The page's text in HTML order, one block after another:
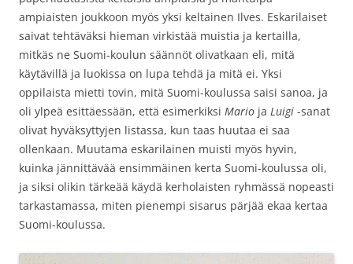
ampiaisten joukkoon myös yksi keltainen Ilves. Eskarilaiset
saivat tehtäväksi hieman virkistää muistia ja kertailla,
mitkäs ne Suomi-koulun säännöt olivatkaan eli, mitä
käytävillä ja luokissa on lupa tehdä ja mitä ei. Yksi
oppilaista mietti tovin, mitä Suomi-koulussa saisi sanoa, ja
oli ylpeä esittäessään, että esimerkiksi Mario ja Luigi -sanat
olivat hyväksyttyjen listassa, kun taas huutaa ei saa
ollenkaan. Muutama eskarilainen muisti myös hyvin,
kuinka jännittävää ensimmäinen kerta Suomi-koulussa oli,
ja siksi olikin tärkeää käydä kerholaisten ryhmässä nopeasti
tarkastamassa, miten pienempi sisarus pärjää ekaa kertaa
Suomi-koulussa.